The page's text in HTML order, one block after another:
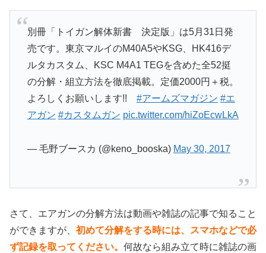
別冊「トイガン解体新書 決定版」は5月31日発
売です。東京マルイのM40A5やKSG、HK416デ
ルタカスタム、KSC M4A1 TEGを含めた全52挺
の分解・組立方法を徹底掲載。定価2000円＋税。
よろしくお願いします!! #アームズマガジン #エ
アガン #カスタムガン pic.twitter.com/hiZoEcwLkA
— 毛野ブースカ (@keno_booska) May 30, 2017
さて、エアガンの分解方法は動画や雑誌の記事で知ること
ができますが、 初めて分解をする時には、スマホなどで必
ず記録を取ってください。 何故なら組み立て時に雑誌の画